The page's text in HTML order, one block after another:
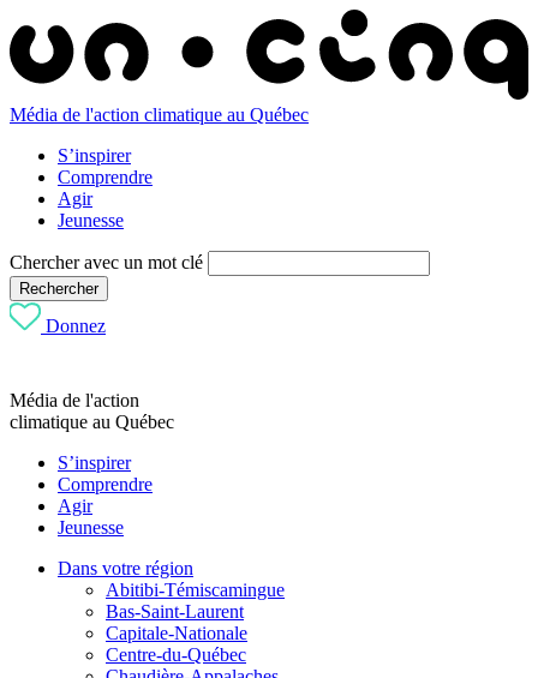
Média de l'action climatique au Québec
S’inspirer
Comprendre
Agir
Jeunesse
Chercher avec un mot clé
Rechercher
Donnez
Média de l'action
climatique au Québec
S’inspirer
Comprendre
Agir
Jeunesse
Dans votre région
Abitibi-Témiscamingue
Bas-Saint-Laurent
Capitale-Nationale
Centre-du-Québec